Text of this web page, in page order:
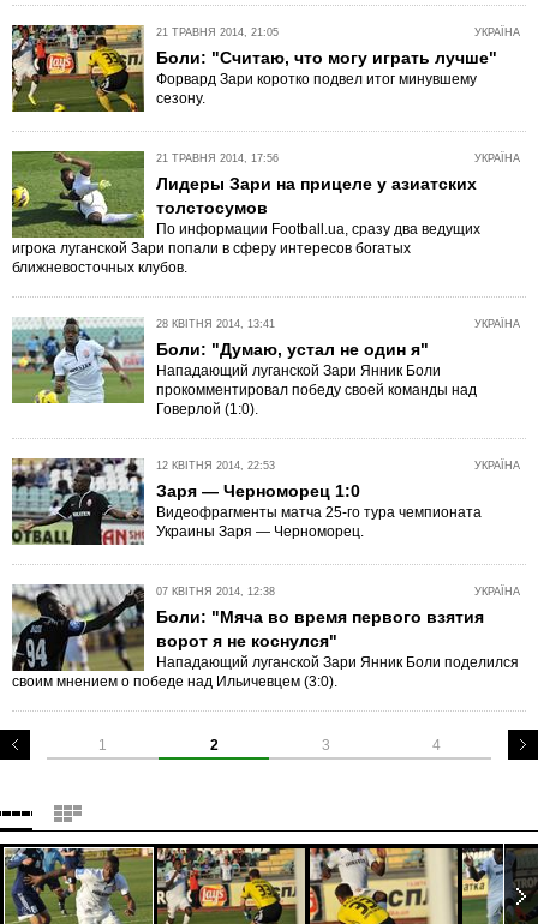
УКРАЇНА
21 ТРАВНЯ 2014, 21:05
Боли: "Считаю, что могу играть лучше"
Форвард Зари коротко подвел итог минувшему
сезону.
УКРАЇНА
21 ТРАВНЯ 2014, 17:56
Лидеры Зари на прицеле у азиатских
толстосумов
По информации Football.ua, сразу два ведущих
игрока луганской Зари попали в сферу интересов богатых
ближневосточных клубов.
УКРАЇНА
28 КВІТНЯ 2014, 13:41
Боли: "Думаю, устал не один я"
Нападающий луганской Зари Янник Боли
прокомментировал победу своей команды над
Говерлой (1:0).
УКРАЇНА
12 КВІТНЯ 2014, 22:53
Заря — Черноморец 1:0
Видеофрагменты матча 25-го тура чемпионата
Украины Заря — Черноморец.
УКРАЇНА
07 КВІТНЯ 2014, 12:38
Боли: "Мяча во время первого взятия
ворот я не коснулся"
Нападающий луганской Зари Янник Боли поделился
своим мнением о победе над Ильичевцем (3:0).
1 2 3 4